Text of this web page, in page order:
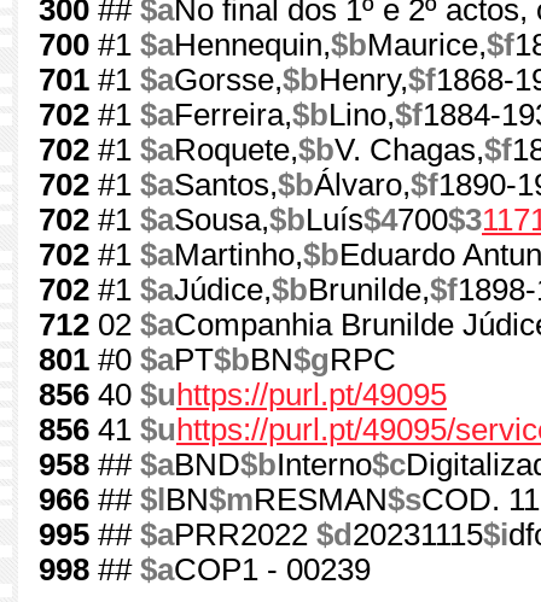
300 ## $aNo final dos 1º e 2º
700 #1 $aHennequin,$bMaurice,$f
701 #1 $aGorsse,$bHenry,$f1868-
702 #1 $aFerreira,$bLino,$f1884-
702 #1 $aRoquete,$bV. Chagas,$f
702 #1 $aSantos,$bÁlvaro,$f1890-
702 #1 $aSousa,$bLuís$4700$3
702 #1 $aMartinho,$bEduardo
702 #1 $aJúdice,$bBrunilde,$f
712 02 $aCompanhia Brunilde
801 #0 $aPT$bBN$gRPC
856 40 $u https://purl.pt/49095
856 41 $u https://purl.pt/49095/
958 ## $aBND$bInterno$c
966 ## $l BN$mRESMAN$sCOD.
995 ## $aPRR2022 $d 20231115$i
998 ## $aCOP1 - 00239